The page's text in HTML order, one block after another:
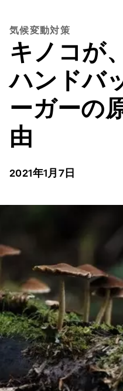
気候変動対策
キノコが
ハンドバ
ーガーの
由
2021年1月7日